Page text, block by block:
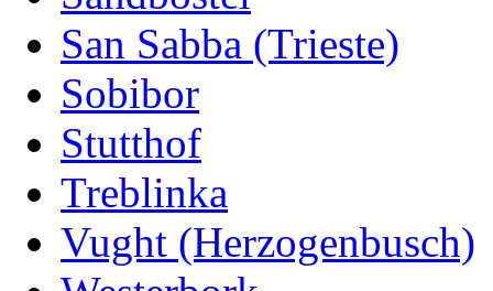
San Sabba (Trieste)
Sobibor
Stutthof
Treblinka
Vught (Herzogenbusch)